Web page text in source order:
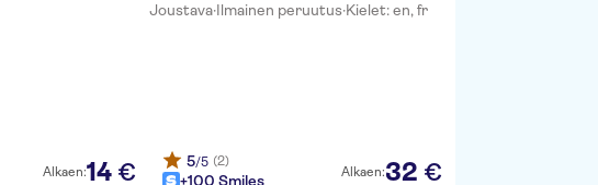
Alkaen:14 €
Joustava·Ilmainen peruutus·Kielet: en, fr
5/5 (2)
+100 Smiles Alkaen:32 €